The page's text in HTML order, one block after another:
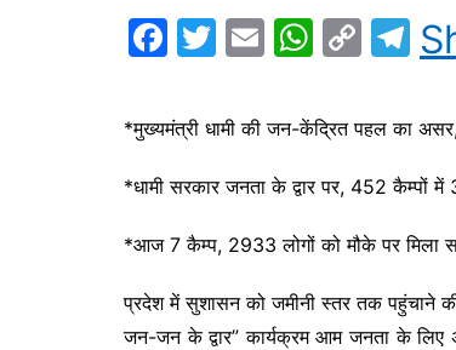
F
c
e
b
o
k
T
itt
E
ai
W
at
s
A
p
C
p
y
Li
n
T
el
e
a
m
*मुख्यमंत्री धामी की जन-केंद्रित पहल का
*धामी सरकार जनता के द्वार पर, 452 कैम्पों
*आज 7 कैम्प, 2933 लोगों को मौके पर मिला
प्रदेश में सुशासन को जमीनी स्तर तक पहुंचाने
जन-जन के द्वार” कार्यक्रम आम जनता के लिए